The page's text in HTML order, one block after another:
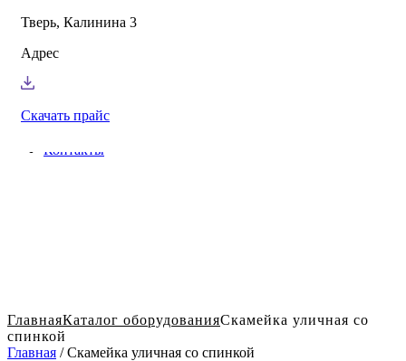
Установка МАФ
Доставка и оплата в Твери
Контакты
Тверь, Калинина 3
Адрес
Скачать прайс
ГлавнаяКаталог оборудованияСкамейка уличная со
спинкой
Главная / Скамейка уличная со спинкой